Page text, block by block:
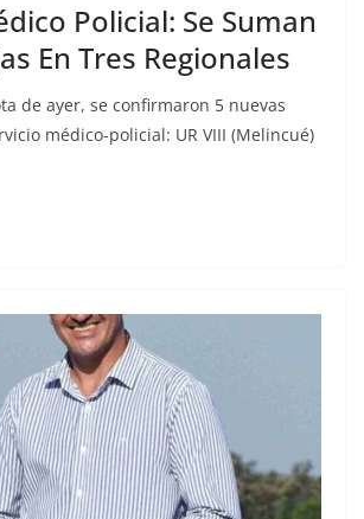
Policial: Se Suman
En Tres Regionales
de ayer, se confirmaron 5 nuevas
médico-policial: UR VIII (Melincué)